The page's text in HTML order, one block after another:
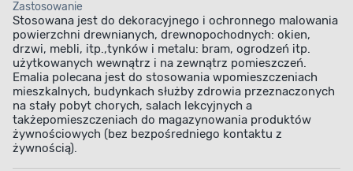
Zastosowanie
Stosowana jest do dekoracyjnego i ochronnego malowania
powierzchni drewnianych, drewnopochodnych: okien,
drzwi, mebli, itp.,tynków i metalu: bram, ogrodzeń itp.
użytkowanych wewnątrz i na zewnątrz pomieszczeń.
Emalia polecana jest do stosowania wpomieszczeniach
mieszkalnych, budynkach służby zdrowia przeznaczonych
na stały pobyt chorych, salach lekcyjnych a
takżepomieszczeniach do magazynowania produktów
żywnościowych (bez bezpośredniego kontaktu z
żywnością).